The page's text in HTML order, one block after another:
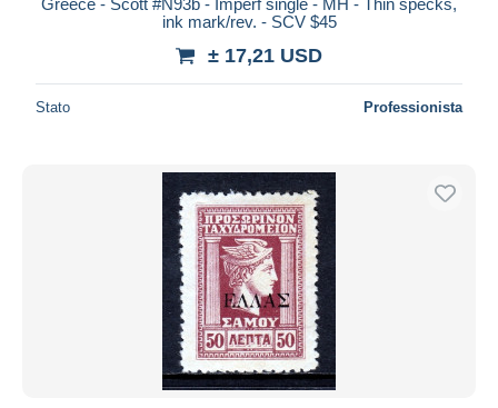
ink mark/rev. - SCV $45
± 17,21 USD
Stato Professionista